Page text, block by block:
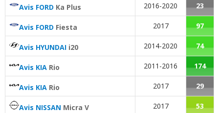
Bruit moteur:10aiment4n'aiment pas
Avis FORD Ka Plus 2016-2020 23
Avis FORD Fiesta 2017 97
Avis HYUNDAI i20 2014-2020 74
Avis KIA Rio 2011-2016 174
Avis KIA Rio 2017 29
Avis NISSAN Micra V 2017 53